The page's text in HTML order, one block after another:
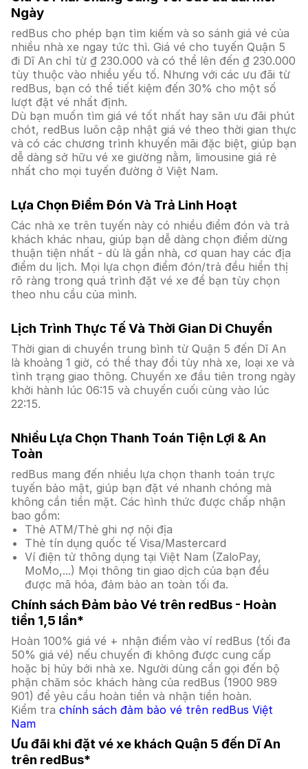
Ngày
redBus cho phép bạn tìm kiếm và so sánh giá vé của
nhiều nhà xe ngay tức thì. Giá vé cho tuyến Quận 5
đi Dĩ An chỉ từ ₫ 230.000 và có thể lên đến ₫ 230.000
tùy thuộc vào nhiều yếu tố. Nhưng với các ưu đãi từ
redBus, bạn có thể tiết kiệm đến 30% cho một số
lượt đặt vé nhất định.
Dù bạn muốn tìm giá vé tốt nhất hay săn ưu đãi phút
chót, redBus luôn cập nhật giá vé theo thời gian thực
và có các chương trình khuyến mãi đặc biệt, giúp bạn
dễ dàng sở hữu vé xe giường nằm, limousine giá rẻ
nhất cho mọi tuyến đường ở Việt Nam.
Lựa Chọn Điểm Đón Và Trả Linh Hoạt
Các nhà xe trên tuyến này có nhiều điểm đón và trả
khách khác nhau, giúp bạn dễ dàng chọn điểm dừng
thuận tiện nhất - dù là gần nhà, cơ quan hay các địa
điểm du lịch. Mọi lựa chọn điểm đón/trả đều hiển thị
rõ ràng trong quá trình đặt vé xe để bạn tùy chọn
theo nhu cầu của mình.
Lịch Trình Thực Tế Và Thời Gian Di Chuyển
Thời gian di chuyển trung bình từ Quận 5 đến Dĩ An
là khoảng 1 giờ, có thể thay đổi tùy nhà xe, loại xe và
tình trạng giao thông. Chuyến xe đầu tiên trong ngày
khởi hành lúc 06:15 và chuyến cuối cùng vào lúc
22:15.
Nhiều Lựa Chọn Thanh Toán Tiện Lợi & An
Toàn
redBus mang đến nhiều lựa chọn thanh toán trực
tuyến bảo mật, giúp bạn đặt vé nhanh chóng mà
không cần tiền mặt. Các hình thức được chấp nhận
bao gồm:
Thẻ ATM/Thẻ ghi nợ nội địa
Thẻ tín dụng quốc tế Visa/Mastercard
Ví điện tử thông dụng tại Việt Nam (ZaloPay,
MoMo,...) Mọi thông tin giao dịch của bạn đều
được mã hóa, đảm bảo an toàn tối đa.
Chính sách Đảm bảo Vé trên redBus - Hoàn
tiền 1,5 lần*
Hoàn 100% giá vé + nhận điểm vào ví redBus (tối đa
50% giá vé) nếu chuyến đi không được cung cấp
hoặc bị hủy bởi nhà xe. Người dùng cần gọi đến bộ
phận chăm sóc khách hàng của redBus (1900 989
901) để yêu cầu hoàn tiền và nhận tiền hoàn.
Kiểm tra chính sách đảm bảo vé trên redBus Việt
Nam
Ưu đãi khi đặt vé xe khách Quận 5 đến Dĩ An
trên redBus*